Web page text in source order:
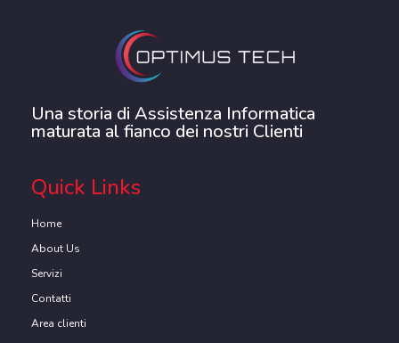
Una storia di Assistenza Informatica
maturata al fianco dei nostri Clienti
Quick Links
Home
About Us
Servizi
Contatti
Area clienti